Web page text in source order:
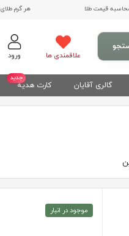
قیمت طلا هر گرم طلای 18 عیار:
ورود علاقمندی ها
گالری آقایان
جدید
کارت هدیه
موجود در انبار